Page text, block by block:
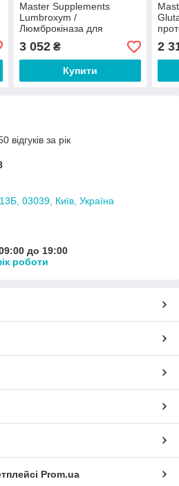
Master Supplements
Lumbroxym /
Люмброкіназа для
підтримки здорового
кровообігу 62 капсули
3 052₴
Купити
31
2
відгуків за рік
03039, Київ, Україна
до 19:00
роботи
Prom.ua